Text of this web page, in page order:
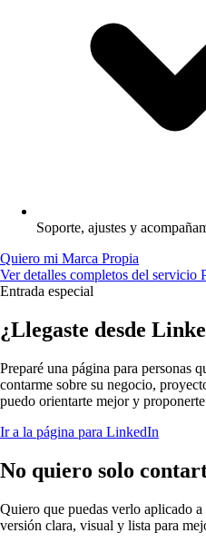
Soporte, ajustes y
Quiero mi Marca Propia
Ver detalles completos del servicio
Entrada especial
¿Llegaste desde
Preparé una página para personas
contarme sobre su negocio,
puedo orientarte mejor y
Ir a la página para LinkedIn
No quiero solo
Quiero que puedas verlo aplicado
versión clara, visual y lista para